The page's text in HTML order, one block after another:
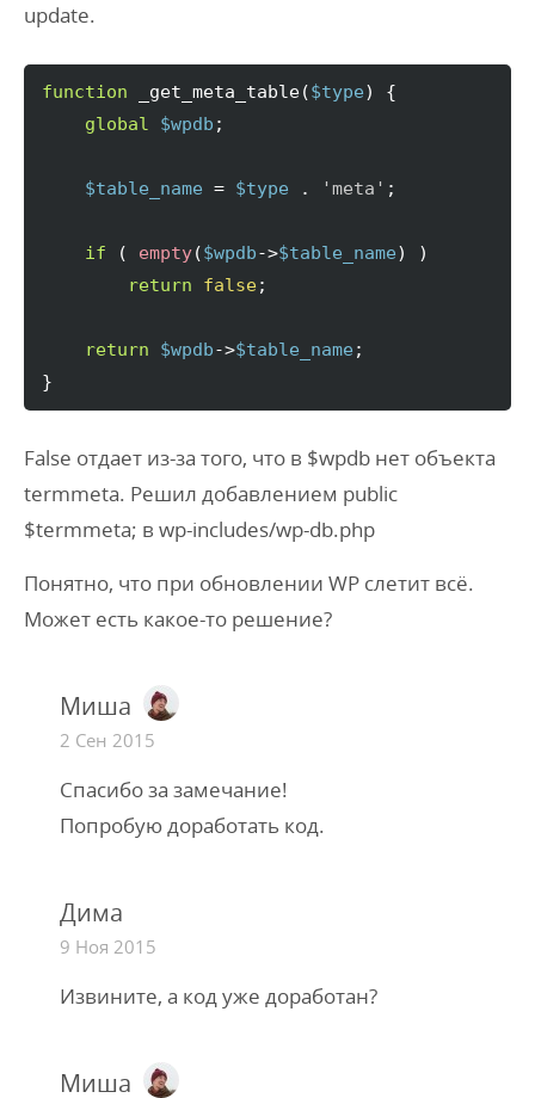
update.
function _get_meta_table($type)
{
global
$wpdb ;
$table_name = $type . 'meta' ;
if ( empty($wpdb->$table_name)
)
return
false;
return $wpdb->$table_name
}
False отдает из-за того, что в $wpdb нет объекта
termmeta. Решил добавлением public
$termmeta; в wp-includes/wp-db.php
Понятно, что при обновлении WP слетит всё.
Может есть какое-то решение?
Миша
2 Сен 2015
Спасибо за замечание!
Попробую доработать код.
Дима
9 Ноя 2015
Извините, а код уже доработан?
Миша